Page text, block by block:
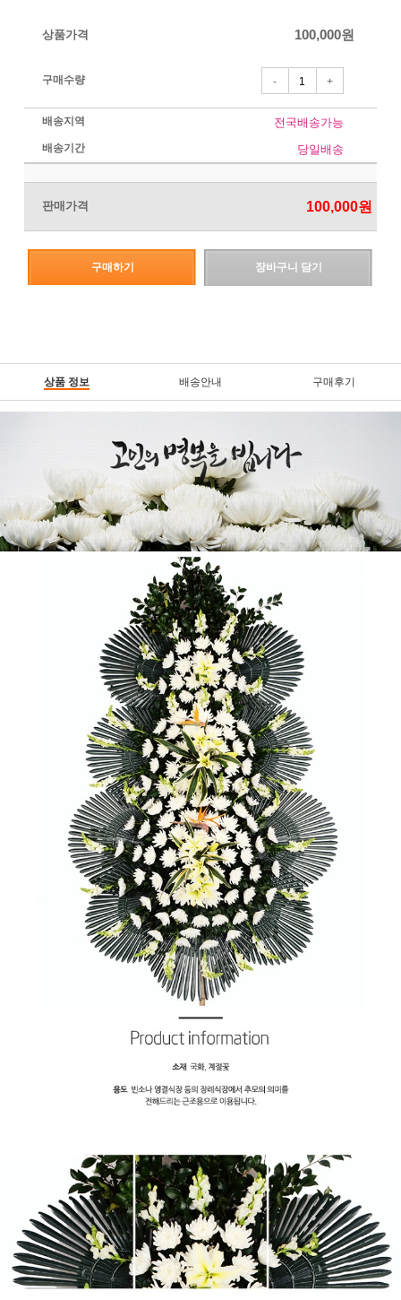
상품가격 100,000원
구매수량 - +
배송지역 전국배송가능
배송기간 당일배송
판매가격 100,000원
구매하기 장바구니 담기
상품 정보 배송안내 구매후기